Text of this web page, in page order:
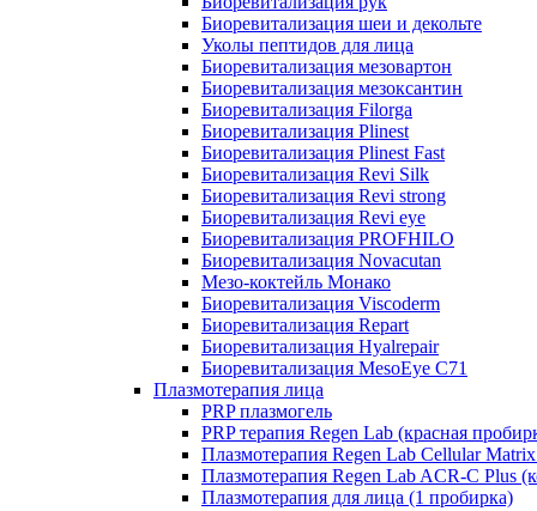
Биоревитализация шеи и декольте
Уколы пептидов для лица
Биоревитализация мезовартон
Биоревитализация мезоксантин
Биоревитализация Filorga
Биоревитализация Plinest
Биоревитализация Plinest Fast
Биоревитализация Revi Silk
Биоревитализация Revi strong
Биоревитализация Revi eye
Биоревитализация PROFHILO
Биоревитализация Novacutan
Мезо-коктейль Монако
Биоревитализация Viscoderm
Биоревитализация Repart
Биоревитализация Hyalrepair
Биоревитализация MesoEye C71
Плазмотерапия лица
PRP плазмогель
PRP терапия Regen Lab (красная
Плазмотерапия Regen Lab Cellular
Плазмотерапия Regen Lab ACR-C Plus
Плазмотерапия для лица (1 пробирка)